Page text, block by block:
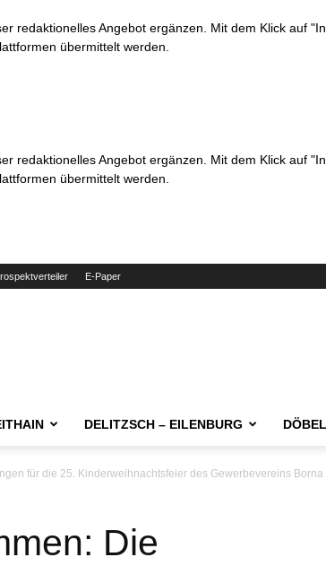
redaktionelles Angebot ergänzen. Mit dem Klick auf
übermittelt werden.
redaktionelles Angebot ergänzen. Mit dem Klick auf
übermittelt werden.
E-Paper
DELITZSCH – EILENBURG
für die 25. Kinderweihnachtsfeier des Gewerbevereins Borna
Die